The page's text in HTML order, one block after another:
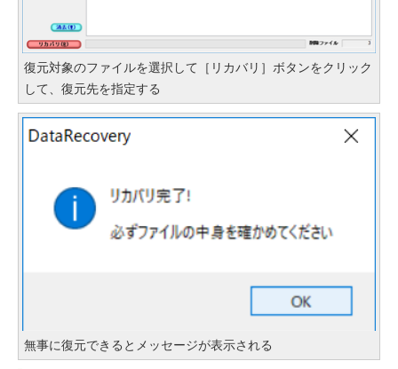
復元対象のファイルを選択して［リカバリ］ボタンをクリック
して、復元先を指定する
無事に復元できるとメッセージが表示される